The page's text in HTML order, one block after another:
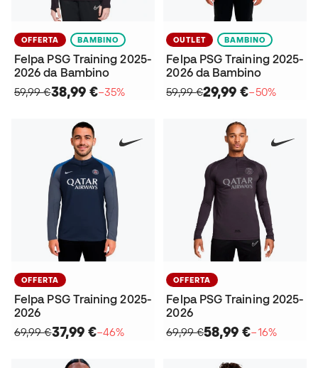
OFFERTA BAMBINO
Felpa PSG Training 2025-
2026 da Bambino
59,99 €38,99 €−35%
OUTLET BAMBINO
Felpa PSG Training 2025-
2026 da Bambino
59,99 €29,99 €−50%
OFFERTA
Felpa PSG Training 2025-
2026
69,99 €37,99 €−46%
OFFERTA
Felpa PSG Training 2025-
2026
69,99 €58,99 €−16%